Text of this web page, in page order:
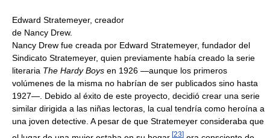
Edward Stratemeyer, creador
de Nancy Drew.
Nancy Drew fue creada por Edward Stratemeyer, fundador del
Sindicato Stratemeyer, quien previamente había creado la serie
literaria The Hardy Boys en 1926 —aunque los primeros
volúmenes de la misma no habrían de ser publicados sino hasta
1927—. Debido al éxito de este proyecto, decidió crear una serie
similar dirigida a las niñas lectoras, la cual tendría como heroína a
una joven detective. A pesar de que Stratemeyer consideraba que
[23]